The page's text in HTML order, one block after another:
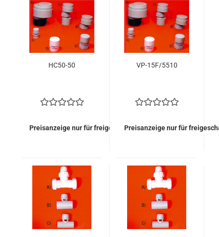
HC50-50
Preisanzeige nur für freigeschaltete Kunden
VP-15F/5510
Preisanzeige nur für